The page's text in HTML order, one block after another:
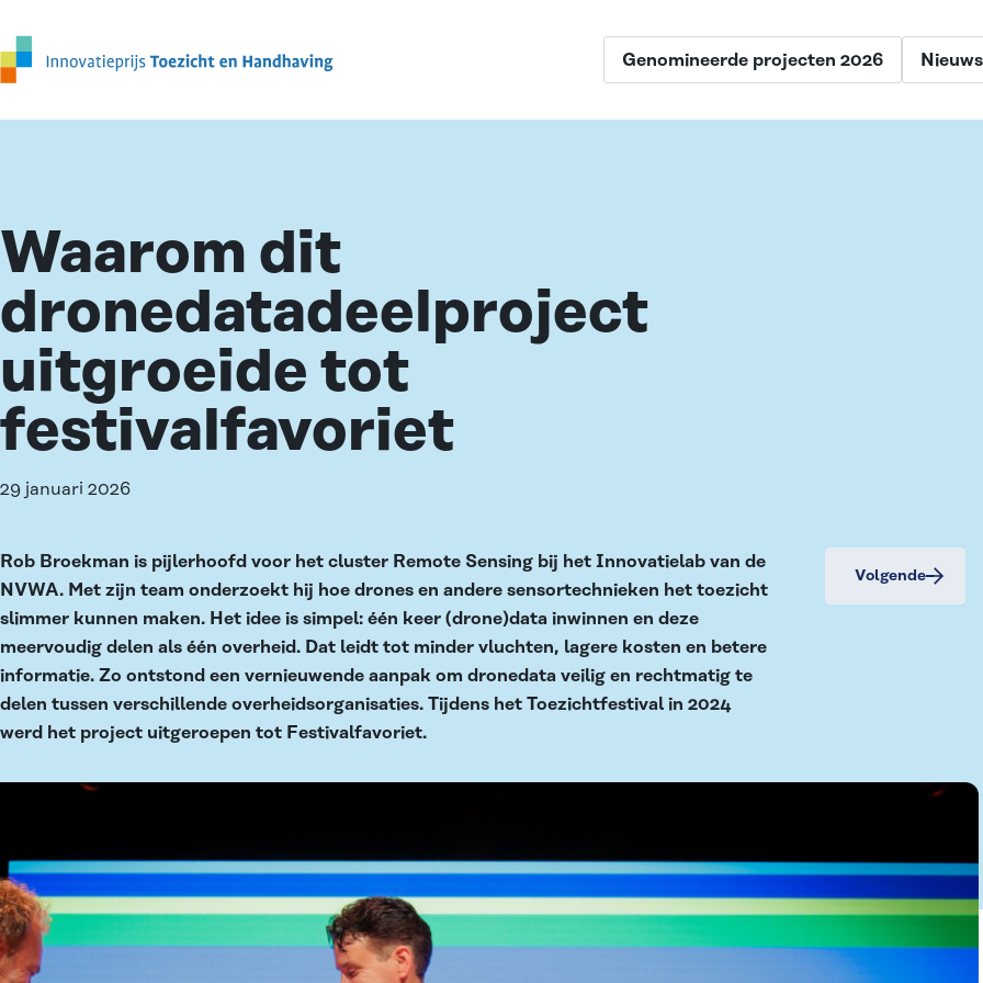
Ga naar de inhoud
Genomineerde projecten 2026 Nieuws
Waarom dit
dronedatadeelproject
uitgroeide tot
festivalfavoriet
29 januari 2026
Volgende
Rob Broekman is pijlerhoofd voor het cluster Remote Sensing bij het Innovatielab van de
NVWA. Met zijn team onderzoekt hij hoe drones en andere sensortechnieken het toezicht
slimmer kunnen maken. Het idee is simpel: één keer (drone)data inwinnen en deze
meervoudig delen als één overheid. Dat leidt tot minder vluchten, lagere kosten en betere
informatie. Zo ontstond een vernieuwende aanpak om dronedata veilig en rechtmatig te
delen tussen verschillende overheidsorganisaties. Tijdens het Toezichtfestival in 2024
werd het project uitgeroepen tot Festivalfavoriet.